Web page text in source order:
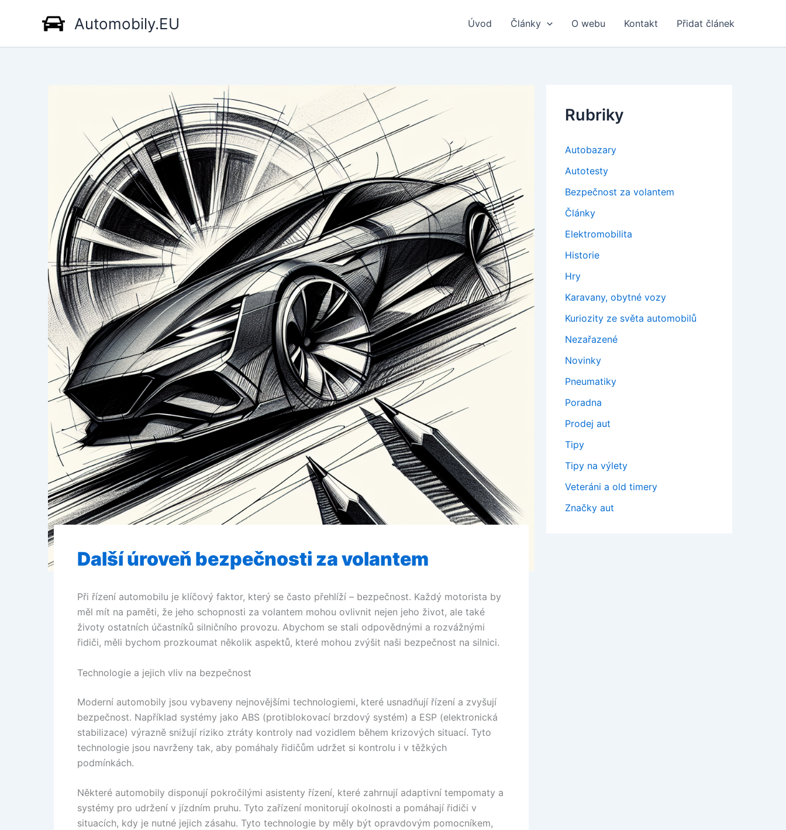
Automobily.EU Úvod Články O webu Kontakt Přidat článek
Další úroveň bezpečnosti za volantem
Při řízení automobilu je klíčový faktor, který se často přehlíží – bezpečnost. Každý motorista by
měl mít na paměti, že jeho schopnosti za volantem mohou ovlivnit nejen jeho život, ale také
životy ostatních účastníků silničního provozu. Abychom se stali odpovědnými a rozvážnými
řidiči, měli bychom prozkoumat několik aspektů, které mohou zvýšit naši bezpečnost na silnici.
Technologie a jejich vliv na bezpečnost
Moderní automobily jsou vybaveny nejnovějšími technologiemi, které usnadňují řízení a zvyšují
bezpečnost. Například systémy jako ABS (protiblokovací brzdový systém) a ESP (elektronická
stabilizace) výrazně snižují riziko ztráty kontroly nad vozidlem během krizových situací. Tyto
technologie jsou navrženy tak, aby pomáhaly řidičům udržet si kontrolu i v těžkých
podmínkách.
Některé automobily disponují pokročilými asistenty řízení, které zahrnují adaptivní tempomaty a
systémy pro udržení v jízdním pruhu. Tyto zařízení monitorují okolnosti a pomáhají řidiči v
situacích, kdy je nutné jejich zásahu. Tyto technologie by měly být opravdovým pomocníkem,
Rubriky
Autobazary
Autotesty
Bezpečnost za volantem
Články
Elektromobilita
Historie
Hry
Karavany, obytné vozy
Kuriozity ze světa automobilů
Nezařazené
Novinky
Pneumatiky
Poradna
Prodej aut
Tipy
Tipy na výlety
Veteráni a old timery
Značky aut